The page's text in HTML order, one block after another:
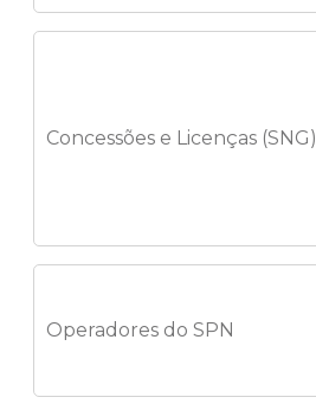
Concessões e Licenças (SNG)
Operadores do SPN